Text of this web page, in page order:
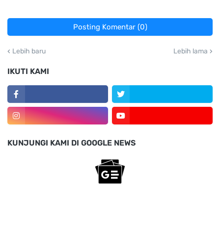
Posting Komentar (0)
Lebih baru Lebih lama
IKUTI KAMI
KUNJUNGI KAMI DI GOOGLE NEWS